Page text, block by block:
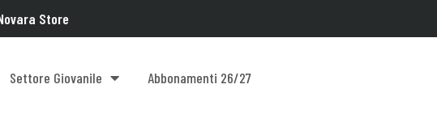
Store
Settore Giovanile Abbonamenti 26/27